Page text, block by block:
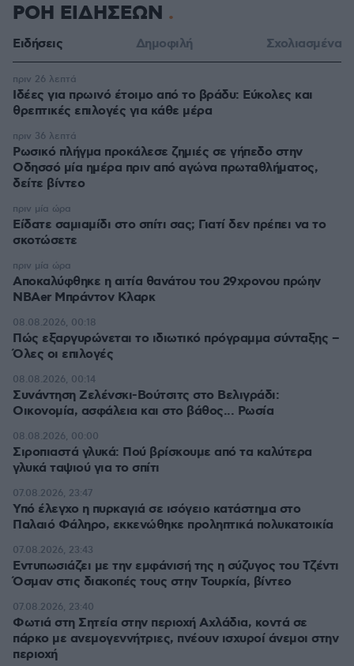
ΡΟΗ ΕΙΔΗΣΕΩΝ
Ειδήσεις Δημοφιλή Σχολιασμένα
Ιδέες για πρωινό έτοιμο από το βράδυ: Εύκολες και
θρεπτικές επιλογές για κάθε μέρα
πριν 26 λεπτά
Ρωσικό πλήγμα προκάλεσε ζημιές σε γήπεδο στην
Οδησσό μία ημέρα πριν από αγώνα πρωταθλήματος,
δείτε βίντεο
πριν 36 λεπτά
Είδατε σαμιαμίδι στο σπίτι σας; Γιατί δεν πρέπει να το
σκοτώσετε
πριν μία ώρα
Αποκαλύφθηκε η αιτία θανάτου του 29χρονου πρώην
NBAer Μπράντον Κλαρκ
πριν μία ώρα
Πώς εξαργυρώνεται το ιδιωτικό πρόγραμμα σύνταξης –
Όλες οι επιλογές
08.08.2026, 00:18
Συνάντηση Ζελένσκι-Βούτσιτς στο Βελιγράδι:
Οικονομία, ασφάλεια και στο βάθος... Ρωσία
08.08.2026, 00:14
Σιροπιαστά γλυκά: Πού βρίσκουμε από τα καλύτερα
γλυκά ταψιού για το σπίτι
08.08.2026, 00:00
Υπό έλεγχο η πυρκαγιά σε ισόγειο κατάστημα στο
Παλαιό Φάληρο, εκκενώθηκε προληπτικά πολυκατοικία
07.08.2026, 23:47
Εντυπωσιάζει με την εμφάνισή της η σύζυγος του Τζέντι
Όσμαν στις διακοπές τους στην Τουρκία, βίντεο
07.08.2026, 23:43
Φωτιά στη Σητεία στην περιοχή Αχλάδια, κοντά σε
πάρκο με ανεμογεννήτριες, πνέουν ισχυροί άνεμοι στην
περιοχή
07.08.2026, 23:40